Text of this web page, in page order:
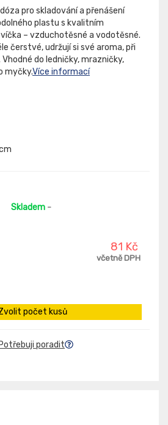
pro skladování a přenášení
plastu s kvalitním
– vzduchotěsné a vodotěsné.
čerstvé, udržují si své aroma, při
do ledničky, mrazničky,
myčky.Více informací
Skladem -
81 Kč
včetně DPH
počet kusů
poradit